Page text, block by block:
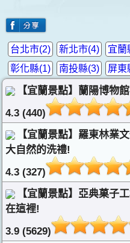
台北市(2) 新北市(4) 宜蘭
彰化縣(1)
南投縣(3) 屏東
【宜蘭景點】蘭陽博物
4.3 (440)
【宜蘭景點】羅東林業
大自然的洗禮!
4.3 (327)
【宜蘭景點】亞典菓子
在這裡!
3.9 (5629)